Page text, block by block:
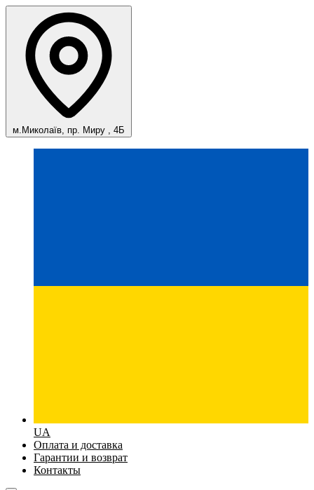
м.Миколаїв, пр. Миру , 4Б
UA
Оплата и доставка
Гарантии и возврат
Контакты